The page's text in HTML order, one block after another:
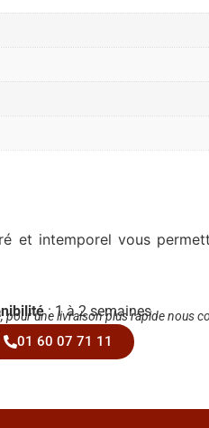
et intemporel vous
: 1 à 2 semaines
pour une livraison plus rapide nous
01 60 07 71 11